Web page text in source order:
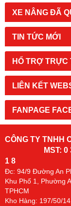
XE NÂNG ĐÃ
TIN TỨC MỚI
HỔ TRỢ TRỰC
LIÊN KẾT
FANPAGE
CÔNG TY TNHH
MST: 0 3 1
1 8
Đc: 94/9 Đường An
Khu Phố 1, Phường
TPHCM
Kho Hàng: 197/50/